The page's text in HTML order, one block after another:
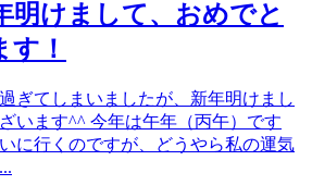
明けまして、おめでと
す！
ぎてしまいましたが、新年明けまし
います^^ 今年は午年（丙午）です
に行くのですが、どうやら私の運気